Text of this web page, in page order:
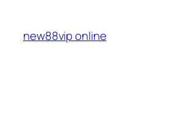
содержимому
new88vip online